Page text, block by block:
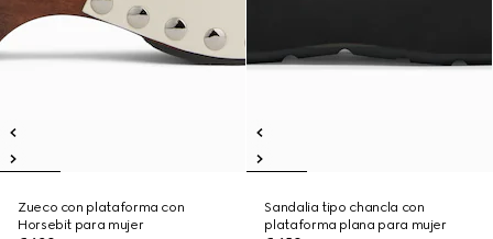
Zueco con plataforma con
Horsebit para mujer
Sandalia tipo chancla con
plataforma plana para mujer